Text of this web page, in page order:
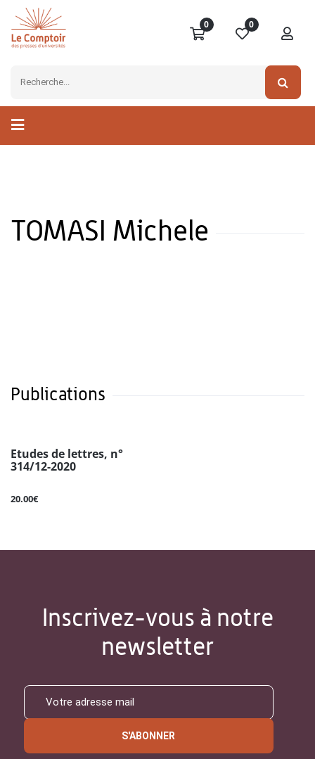
0 0
TOMASI Michele
Publications
Etudes de lettres, n°
314/12-2020
20.00€
Inscrivez-vous à notre
newsletter
S'ABONNER